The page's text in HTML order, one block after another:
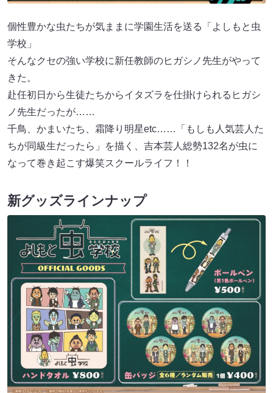
個性豊かな虫たちが気ままに学園生活を送る「よしもと虫
学校」
そんなクセの強い学校に新任教師のヒガシノ先生がやって
きた。
赴任初日から生徒たちからイタズラを仕掛けられるヒガシ
ノ先生だったが……
千鳥、かまいたち、霜降り明星etc……「もしも人気芸人た
ちが同級生だったら」を描く、吉本芸人総勢132名が虫に
なって巻き起こす爆笑スクールライフ！！
新グッズラインナップ